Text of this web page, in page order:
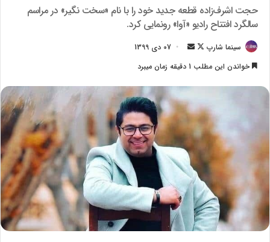
حجت اشرف‌زاده قطعه جدید خود را با نام «سخت نگیر» در مراسم
سالگرد افتتاح رادیو «آوا» رونمایی کرد.
سینما شارپ
F
w
o
n
X
ا
ل
ی
م
ی
ل
07 دی 1399
خواندن این مطلب 1 دقیقه زمان میبرد